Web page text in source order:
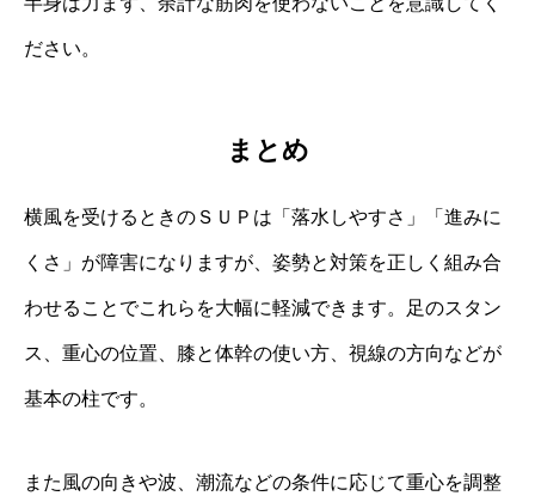
ださい。
まとめ
横風を受けるときのＳＵＰは「落水しやすさ」「進みに
くさ」が障害になりますが、姿勢と対策を正しく組み合
わせることでこれらを大幅に軽減できます。足のスタン
ス、重心の位置、膝と体幹の使い方、視線の方向などが
基本の柱です。
また風の向きや波、潮流などの条件に応じて重心を調整